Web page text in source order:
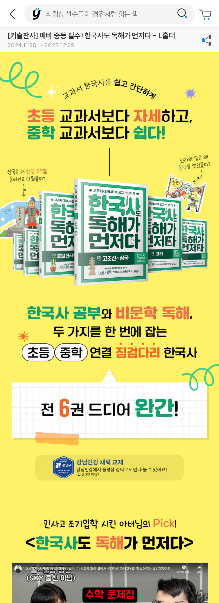
[키출판사] 예비 중등 필수! 한국사도 독해가 먼저다 - L홀더
2024.11.25. ~ 2025.12.29.